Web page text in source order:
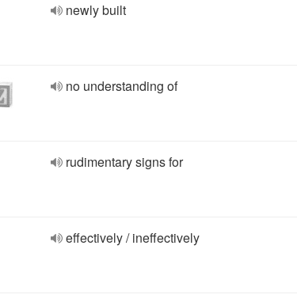
newly built
no understanding of
rudimentary signs for
effectively / ineffectively